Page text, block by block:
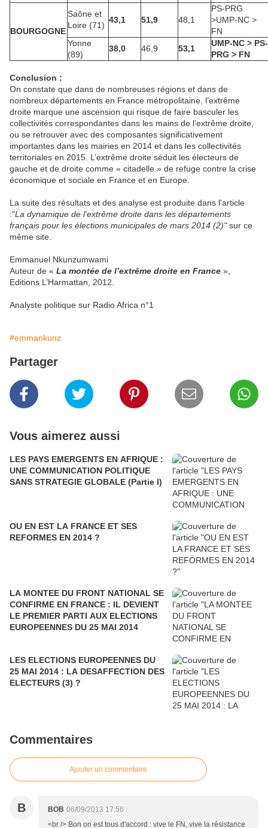
BOURGOGNE
Saône et
Loire (71)
43,1 51,9 48,1
PS-PRG
>UMP-NC >
FN
Yonne
(89)
38,0 46,9 53,1
UMP-NC > PS-
PRG > FN
Conclusion :
On constate que dans de nombreuses régions et dans de
nombreux départements en France métropolitaine, l’extrême
droite marque une ascension qui risque de faire basculer les
collectivités correspondantes dans les mains de l’extrême droite,
ou se retrouver avec des composantes significativement
importantes dans les mairies en 2014 et dans les collectivités
territoriales en 2015. L’extrême droite séduit les électeurs de
gauche et de droite comme « citadelle » de refuge contre la crise
économique et sociale en France et en Europe.
La suite des résultats et des analyse est produite dans l'article
:"La dynamique de l'extrême droite dans les départements
français pour les élections municipales de mars 2014 (2)"sur ce
même site.
Emmanuel Nkunzumwami
Auteur de « La montée de l’extrême droite en France »,
Editions L’Harmattan, 2012.
Analyste politique sur Radio Africa n°1
#emmankunz
Partager
Vous aimerez aussi
LES PAYS EMERGENTS EN AFRIQUE :
UNE COMMUNICATION POLITIQUE
SANS STRATEGIE GLOBALE (Partie I)
OU EN EST LA FRANCE ET SES
REFORMES EN 2014 ?
LA MONTEE DU FRONT NATIONAL SE
CONFIRME EN FRANCE : IL DEVIENT
LE PREMIER PARTI AUX ELECTIONS
EUROPEENNES DU 25 MAI 2014
LES ELECTIONS EUROPEENNES DU
25 MAI 2014 : LA DESAFFECTION DES
ELECTEURS (3) ?
Commentaires
Ajouter un commentaire
B BOB 06/09/2013 17:56
<br /> Bon on est tous d'accord : vive le FN, vive la résistance